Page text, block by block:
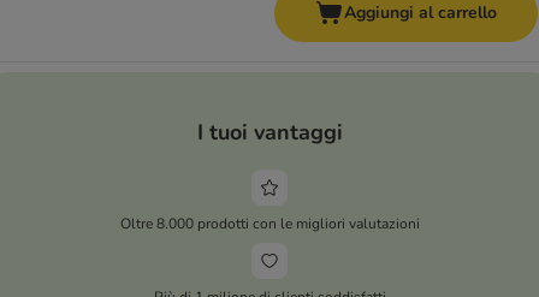
Aggiungi al carrello
I tuoi vantaggi
Oltre 8.000 prodotti con le migliori valutazioni